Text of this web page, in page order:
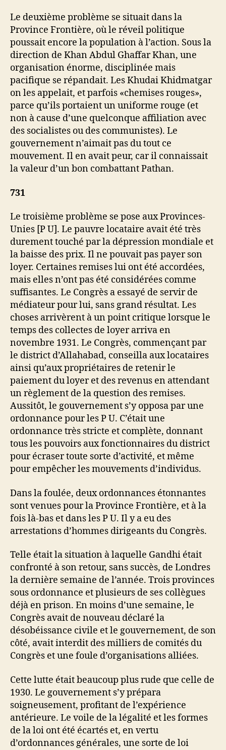
Le deuxième problème se situait dans la
Province Frontière, où le réveil politique
poussait encore la population à l’action. Sous la
direction de Khan Abdul Ghaffar Khan, une
organisation énorme, disciplinée mais
pacifique se répandait. Les Khudai Khidmatgar
on les appelait, et parfois «chemises rouges»,
parce qu’ils portaient un uniforme rouge (et
non à cause d’une quelconque affiliation avec
des socialistes ou des communistes). Le
gouvernement n’aimait pas du tout ce
mouvement. Il en avait peur, car il connaissait
la valeur d’un bon combattant Pathan.
731
Le troisième problème se pose aux Provinces-
Unies [P U]. Le pauvre locataire avait été très
durement touché par la dépression mondiale et
la baisse des prix. Il ne pouvait pas payer son
loyer. Certaines remises lui ont été accordées,
mais elles n’ont pas été considérées comme
suffisantes. Le Congrès a essayé de servir de
médiateur pour lui, sans grand résultat. Les
choses arrivèrent à un point critique lorsque le
temps des collectes de loyer arriva en
novembre 1931. Le Congrès, commençant par
le district d’Allahabad, conseilla aux locataires
ainsi qu’aux propriétaires de retenir le
paiement du loyer et des revenus en attendant
un règlement de la question des remises.
Aussitôt, le gouvernement s’y opposa par une
ordonnance pour les P U. C’était une
ordonnance très stricte et complète, donnant
tous les pouvoirs aux fonctionnaires du district
pour écraser toute sorte d’activité, et même
pour empêcher les mouvements d’individus.
Dans la foulée, deux ordonnances étonnantes
sont venues pour la Province Frontière, et à la
fois là-bas et dans les P U. Il y a eu des
arrestations d’hommes dirigeants du Congrès.
Telle était la situation à laquelle Gandhi était
confronté à son retour, sans succès, de Londres
la dernière semaine de l’année. Trois provinces
sous ordonnance et plusieurs de ses collègues
déjà en prison. En moins d’une semaine, le
Congrès avait de nouveau déclaré la
désobéissance civile et le gouvernement, de son
côté, avait interdit des milliers de comités du
Congrès et une foule d’organisations alliées.
Cette lutte était beaucoup plus rude que celle de
1930. Le gouvernement s’y prépara
soigneusement, profitant de l’expérience
antérieure. Le voile de la légalité et les formes
de la loi ont été écartés et, en vertu
d’ordonnances générales, une sorte de loi